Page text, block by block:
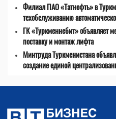
Филиал ПАО «Татнефть» в
техобслуживанию
ГК «Туркменнебит» объявляет
поставку и монтаж лифта
Минтруда Туркменистана
создание единой